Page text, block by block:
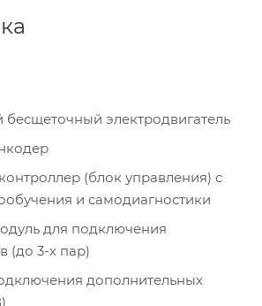
электродвигатель
(блок управления) с
и самодиагностики
для подключения
(до 3-х пар)
дополнительных